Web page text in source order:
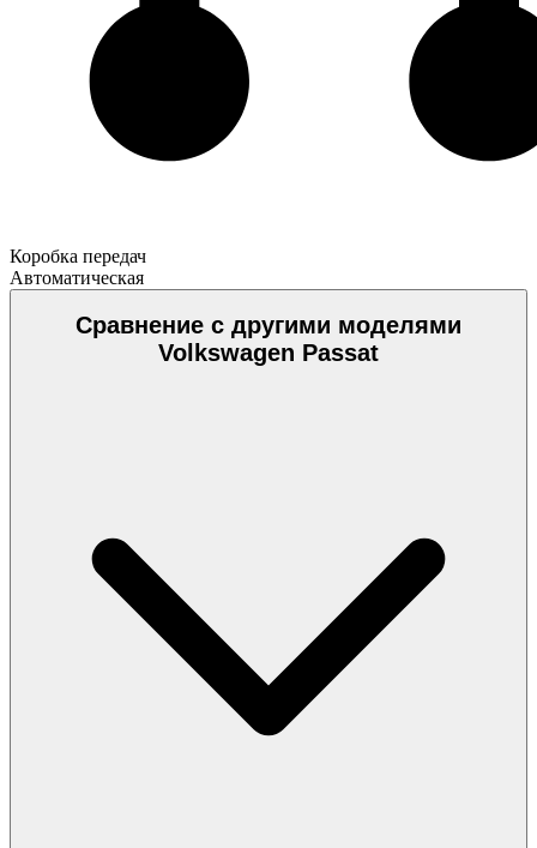
Коробка передач
Автоматическая
Сравнение с другими моделями
Volkswagen Passat